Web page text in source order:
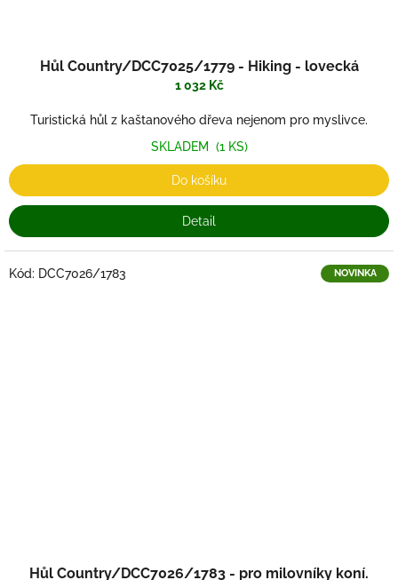
Hůl Country/DCC7025/1779 - Hiking - lovecká
1 032 Kč
Turistická hůl z kaštanového dřeva nejenom pro myslivce.
SKLADEM (1 KS)
Do košíku
Detail
NOVINKA
Hůl Country/DCC7026/1783 - pro milovníky koní.
Kód: DCC7026/1783